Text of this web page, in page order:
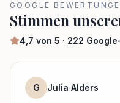
GOOGLE
Stimmen
4,7 von 5 · 222
G Julia Alders